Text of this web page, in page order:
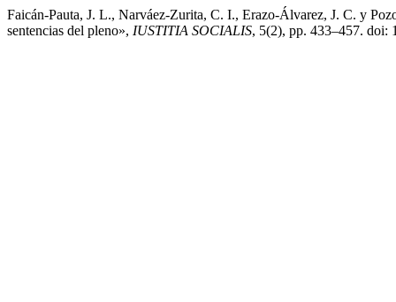
Faicán-Pauta, J. L., Narváez-Zurita, C. I., Erazo-Álvarez, J. C. y
sentencias del pleno», IUSTITIA SOCIALIS, 5(2), pp. 433–457. doi: